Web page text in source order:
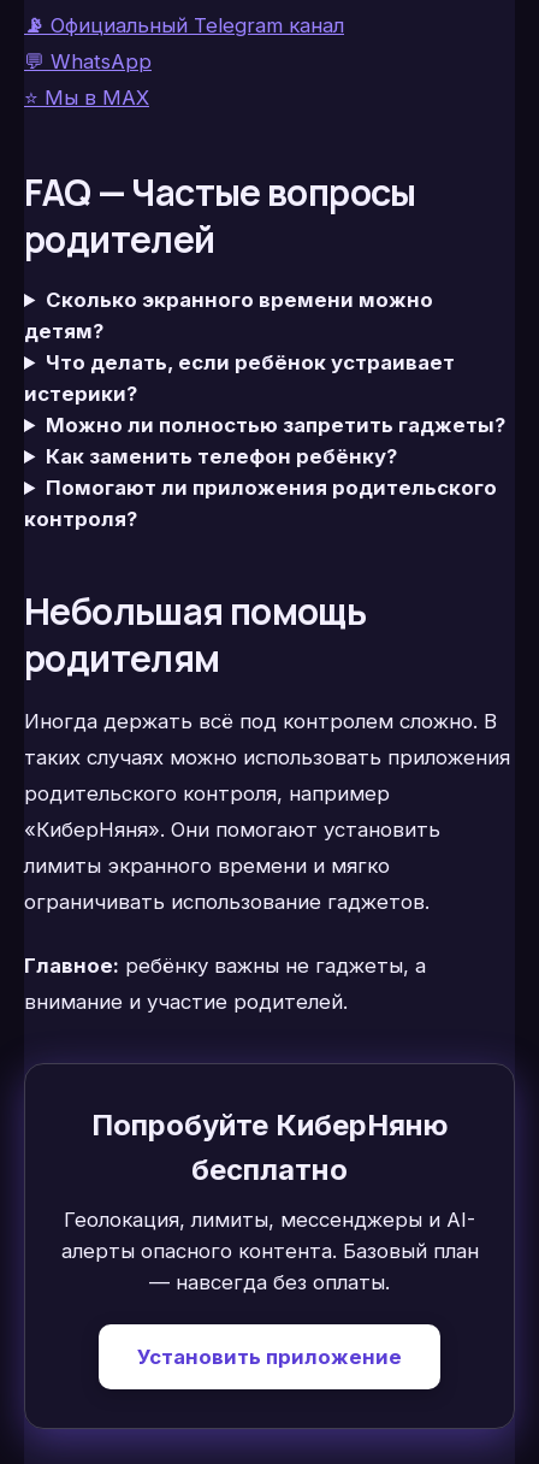
📡 Официальный Telegram канал
💬 WhatsApp
⭐ Мы в MAX
FAQ — Частые вопросы
родителей
Сколько экранного времени можно
детям?
Что делать, если ребёнок устраивает
истерики?
Можно ли полностью запретить гаджеты?
Как заменить телефон ребёнку?
Помогают ли приложения родительского
контроля?
Небольшая помощь
родителям
Иногда держать всё под контролем сложно. В
таких случаях можно использовать приложения
родительского контроля, например
«КиберНяня». Они помогают установить
лимиты экранного времени и мягко
ограничивать использование гаджетов.
Главное: ребёнку важны не гаджеты, а
внимание и участие родителей.
Попробуйте КиберНяню
бесплатно
Геолокация, лимиты, мессенджеры и AI-
алерты опасного контента. Базовый план
— навсегда без оплаты.
Установить приложение